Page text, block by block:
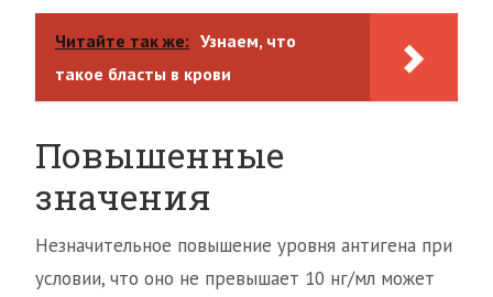
Читайте так же: Узнаем, что
такое бласты в крови
Повышенные
значения
Незначительное повышение уровня антигена при
условии, что оно не превышает 10 нг/мл может